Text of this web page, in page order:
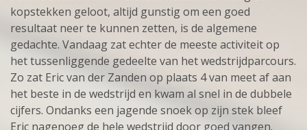
kopstekken geloot, altijd gunstig om een goed
resultaat neer te kunnen zetten, is de algemene
gedachte. Vandaag zat echter de meeste activiteit op
het tussenliggende gedeelte van het wedstrijdparcours.
Zo zat Eric van der Zanden op plaats 4 van meet af aan
het beste in de wedstrijd en kwam al snel in de dubbele
cijfers. Ondanks een jagende snoek op zijn stek bleef
Eric nagenoeg de hele wedstrijd door goed vangen.